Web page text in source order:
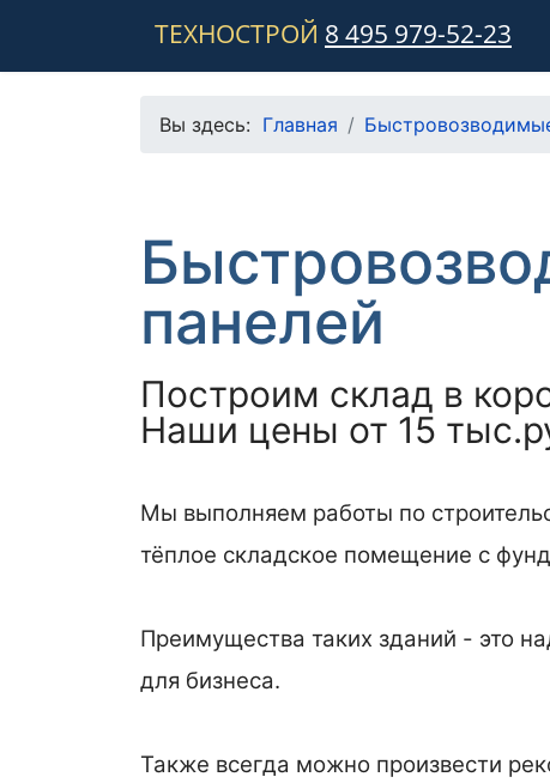
ТЕХНОСТРОЙ 8 495 979-52-23
Вы здесь: Главная
панелей
Построим склад в
Наши цены от 15
Мы выполняем работы по
тёплое складское помещение с
Преимущества таких зданий - это
для бизнеса.
Также всегда можно произвести